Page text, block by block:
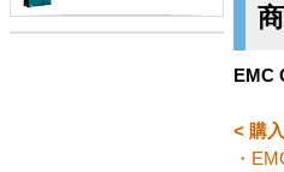
EMC
< 購
・